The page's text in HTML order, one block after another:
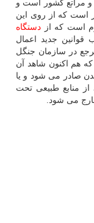
و مراتع کشور است و
است که از روی این
است که از دستگاه
قوانین جدید اعمال
در سازمان جنگل
که هم اکنون شاهد آن
صادر می شود و یا
از منابع طبیعی تحت
می شود.